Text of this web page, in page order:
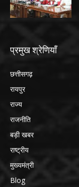
प्रमुख श्रेणियाँ
छत्तीसगढ़
रायपुर
राज्य
राजनीति
बड़ी खबर
राष्ट्रीय
मुख्यमंत्री
Blog